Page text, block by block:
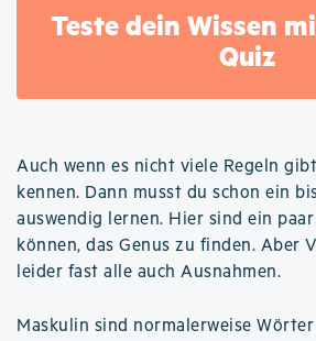
Teste dein Wissen
Quiz
Auch wenn es nicht viele Regeln
kennen. Dann musst du schon ein
auswendig lernen. Hier sind ein
können, das Genus zu finden. Aber
leider fast alle auch Ausnahmen.
Maskulin sind normalerweise Wörter